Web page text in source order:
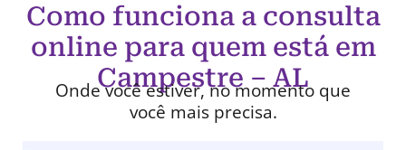
Como funciona a consulta
online para quem está em
Campestre – AL
Onde você estiver, no momento que
você mais precisa.